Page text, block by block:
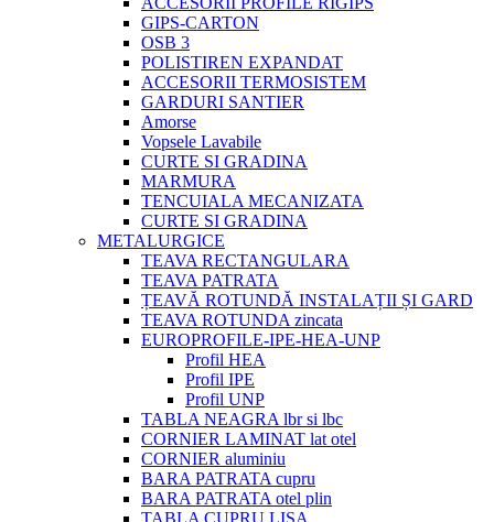
GIPS-CARTON
OSB 3
POLISTIREN EXPANDAT
ACCESORII TERMOSISTEM
GARDURI SANTIER
Amorse
Vopsele Lavabile
CURTE SI GRADINA
MARMURA
TENCUIALA MECANIZATA
CURTE SI GRADINA
METALURGICE
TEAVA RECTANGULARA
TEAVA PATRATA
ȚEAVĂ ROTUNDĂ INSTALAȚII ȘI GARD
TEAVA ROTUNDA zincata
EUROPROFILE-IPE-HEA-UNP
Profil HEA
Profil IPE
Profil UNP
TABLA NEAGRA lbr si lbc
CORNIER LAMINAT lat otel
CORNIER aluminiu
BARA PATRATA cupru
BARA PATRATA otel plin
TABLA CUPRU LISA